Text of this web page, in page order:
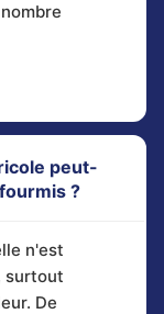
peut-
?
n'est
surtout
De